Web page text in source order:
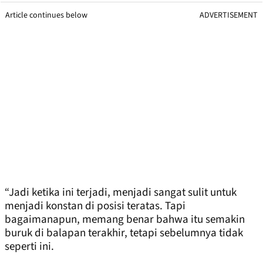
Article continues below ADVERTISEMENT
“Jadi ketika ini terjadi, menjadi sangat sulit untuk
menjadi konstan di posisi teratas. Tapi
bagaimanapun, memang benar bahwa itu semakin
buruk di balapan terakhir, tetapi sebelumnya tidak
seperti ini.